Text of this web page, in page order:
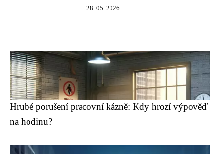
28. 05. 2026
Hrubé porušení pracovní kázně: Kdy hrozí výpověď
na hodinu?